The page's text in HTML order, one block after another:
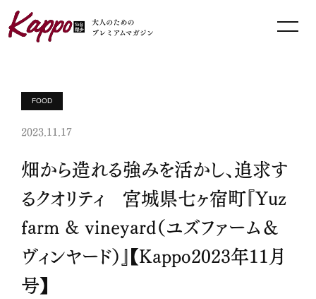
FOOD
2023.11.17
畑から造れる強みを活かし、追求す
るクオリティ 宮城県七ヶ宿町『Yuz
farm & vineyard（ユズファーム＆
ヴィンヤード）』【Kappo2023年11月
号】